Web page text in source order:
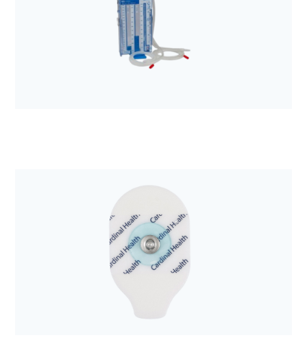
Anestezjologia i aparatura medyczna
Elektroda EKG Kendall H34SG
Anestezjologia i aparatura medyczna
Zestaw do drenażu opłucnej Aqua-Seal 2300ml